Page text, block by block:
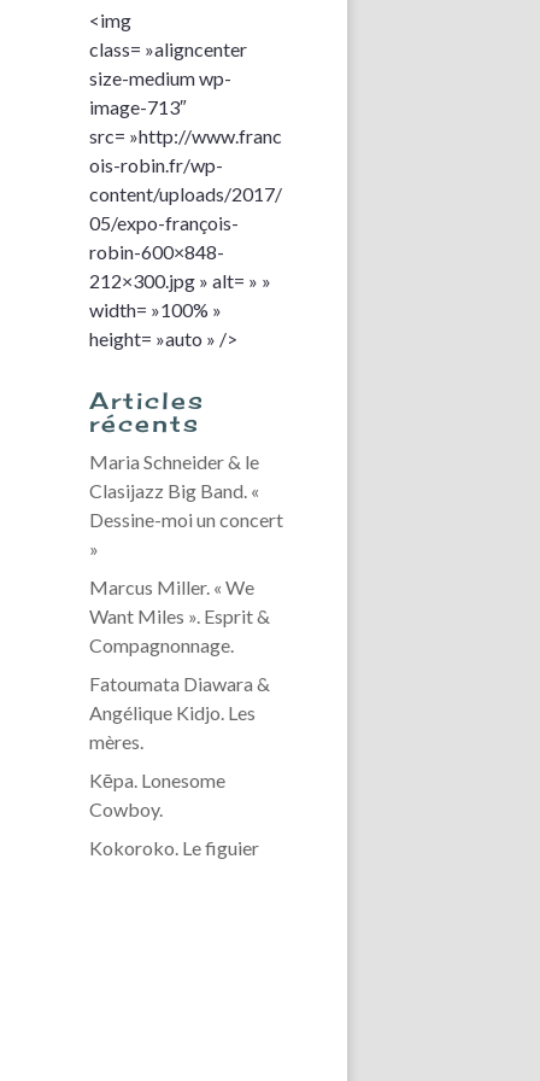
<img
class= »aligncenter
size-medium wp-
image-713″
src= »http://www.franc
ois-robin.fr/wp-
content/uploads/2017/
05/expo-françois-
robin-600×848-
212×300.jpg » alt= » »
width= »100% »
height= »auto » />
Articles
récents
Maria Schneider & le
Clasijazz Big Band. «
Dessine-moi un concert
»
Marcus Miller. « We
Want Miles ». Esprit &
Compagnonnage.
Fatoumata Diawara &
Angélique Kidjo. Les
mères.
Kēpa. Lonesome
Cowboy.
Kokoroko. Le figuier